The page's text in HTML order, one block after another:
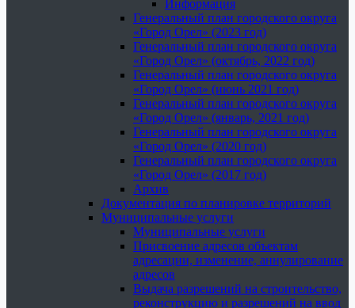
Информация
Генеральный план городского округа
«Город Орел» (2023 год)
Генеральный план городского округа
«Город Орел» (октябрь, 2022 год)
Генеральный план городского округа
«Город Орел» (июнь 2021 год)
Генеральный план городского округа
«Город Орел» (январь, 2021 год)
Генеральный план городского округа
«Город Орел» (2020 год)
Генеральный план городского округа
«Город Орел» (2017 год)
Архив
Документация по планировке территорий
Муниципальные услуги
Муниципальные услуги
Присвоение адресов объектам
адресации, изменение, аннулирование
адресов
Выдача разрешений на строительство,
реконструкцию и разрешений на ввод